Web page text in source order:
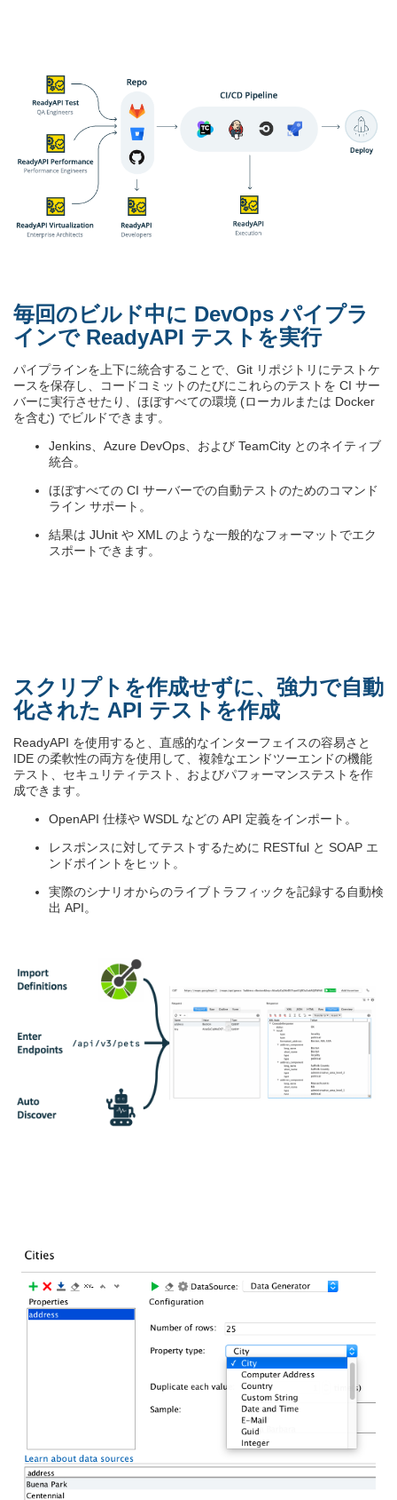
毎回のビルド中に DevOps パイプラ
インで ReadyAPI テストを実行
パイプラインを上下に統合することで、Git リポジトリにテストケ
ースを保存し、コードコミットのたびにこれらのテストを CI サー
バーに実行させたり、ほぼすべての環境 (ローカルまたは Docker
を含む) でビルドできます。
Jenkins、Azure DevOps、および TeamCity とのネイティブ
統合。
ほぼすべての CI サーバーでの自動テストのためのコマンド
ライン サポート。
結果は JUnit や XML のような一般的なフォーマットでエク
スポートできます。
スクリプトを作成せずに、強力で自動
化された API テストを作成
ReadyAPI を使用すると、直感的なインターフェイスの容易さと
IDE の柔軟性の両方を使用して、複雑なエンドツーエンドの機能
テスト、セキュリティテスト、およびパフォーマンステストを作
成できます。
OpenAPI 仕様や WSDL などの API 定義をインポート。
レスポンスに対してテストするために RESTful と SOAP エ
ンドポイントをヒット。
実際のシナリオからのライブトラフィックを記録する自動検
出 API。